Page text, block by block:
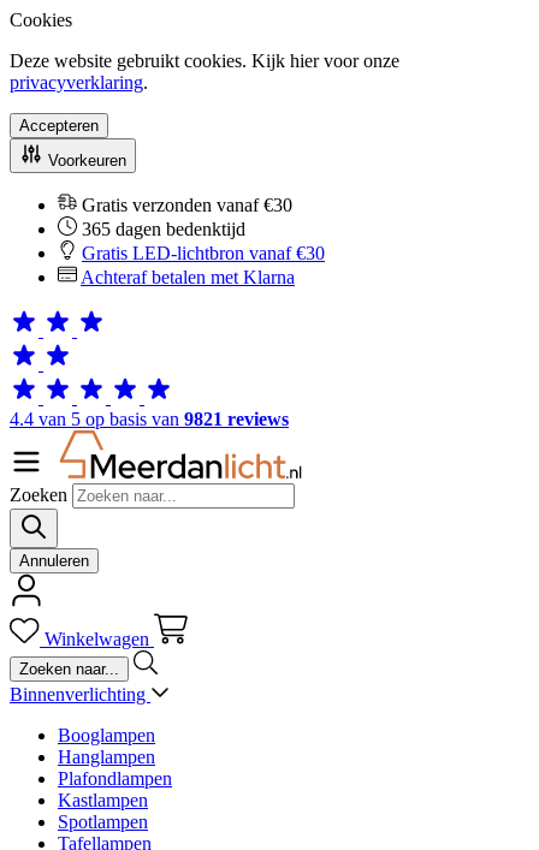
Cookies
Deze website gebruikt cookies. Kijk hier voor onze
privacyverklaring.
Accepteren
Voorkeuren
Gratis verzonden vanaf €30
365 dagen bedenktijd
Gratis LED-lichtbron vanaf €30
Achteraf betalen met Klarna
4.4 van 5 op basis van 9821 reviews
Zoeken
Annuleren
Winkelwagen
Binnenverlichting
Booglampen
Hanglampen
Plafondlampen
Kastlampen
Spotlampen
Tafellampen